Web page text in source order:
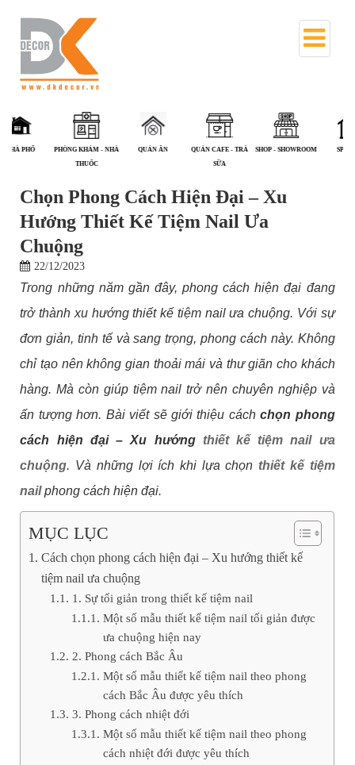
NHÀ PHỐ
PHÒNG KHÁM - NHÀ
THUỐC
QUÁN ĂN
QUÁN CAFE - TRÀ
SHOP - SHOWROOM
Chọn Phong Cách Hiện Đại – Xu
Hướng Thiết Kế Tiệm Nail Ưa
Chuộng
22/12/2023
Trong những năm gần đây, phong cách hiện đại đang
trở thành xu hướng thiết kế tiệm nail ưa chuộng. Với sự
đơn giản, tinh tế và sang trọng, phong cách này. Không
chỉ tạo nên không gian thoải mái và thư giãn cho khách
hàng. Mà còn giúp tiệm nail trở nên chuyên nghiệp và
ấn tượng hơn. Bài viết sẽ giới thiệu cáchchọn phong
cách hiện đại – Xu hướng thiết kế tiệm nail ưa
chuộng. Và những lợi ích khi lựa chọn thiết kế tiệm
nailphong cách hiện đại.
MỤC LỤC
Cách chọn phong cách hiện đại – Xu hướng thiết kế
tiệm nail ưa chuộng
1. Sự tối giản trong thiết kế tiệm nail
Một số mẫu thiết kế tiệm nail tối giản được
ưa chuộng hiện nay
2. Phong cách Bắc Âu
Một số mẫu thiết kế tiệm nail theo phong
cách Bắc Âu được yêu thích
3. Phong cách nhiệt đới
Một số mẫu thiết kế tiệm nail theo phong
cách nhiệt đới được yêu thích